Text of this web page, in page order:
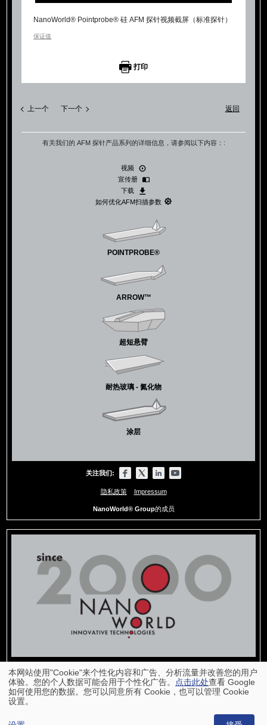
NanoWorld® Pointprobe® 硅 AFM 探针视频截屏（标准探针）
保证值
打印
上一个 下一个 返回
有关我们的 AFM 探针产品系列的详细信息，请参阅以下内容：:
POINTPROBE®
ARROW™
超短悬臂
耐热玻璃 - 氮化物
涂层
视频
宣传册
下载
如何优化AFM扫描参数
关注我们:
隐私政策 Impressum
NanoWorld® Group的成员
本网站使用"Cookie"来个性化内容和广告、分析流量并改善您的用户
体验。您的个人数据可能会用于个性化广告。
点击此处查看 Google
如何使用您的数据。您可以同意所有 Cookie，也可以管理 Cookie
设置。